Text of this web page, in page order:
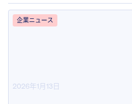
企業ニュース
2026年1月13日